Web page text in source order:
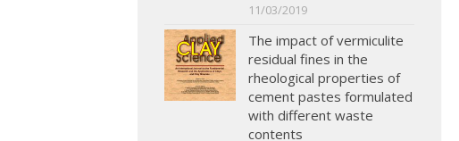
11/03/2019
The impact of vermiculite
residual fines in the
rheological properties of
cement pastes formulated
with different waste
contents